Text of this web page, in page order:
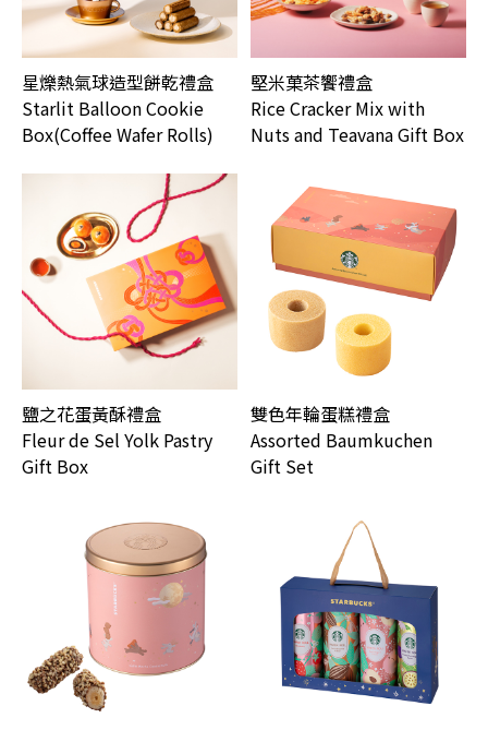
星爍熱氣球造型餅乾禮盒
Starlit Balloon Cookie
Box(Coffee Wafer Rolls)
堅米菓茶饗禮盒
Rice Cracker Mix with
Nuts and Teavana Gift Box
鹽之花蛋黃酥禮盒
Fleur de Sel Yolk Pastry
Gift Box
雙色年輪蛋糕禮盒
Assorted Baumkuchen
Gift Set